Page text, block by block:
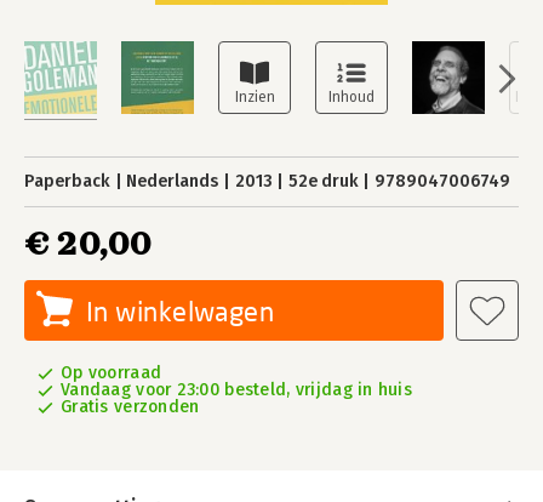
Paperback Nederlands 2013 52e druk 9789047006749
€ 20,00
In winkelwagen
Op voorraad
Vandaag voor 23:00 besteld, vrijdag in huis
Gratis verzonden